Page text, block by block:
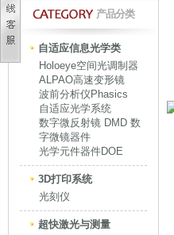
产品分类
自适应信息光学类
Holoeye空间光调制器
ALPAO高速变形镜
波前分析仪Phasics
自适应光学系统
数字微反射镜 DMD 数
字微镜器件
光学元件器件DOE
3D打印系统
光刻仪
超快激光与测量